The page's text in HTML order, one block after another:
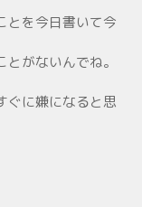
とを今日書いて今
がないんでね。
ぐに嫌になると思